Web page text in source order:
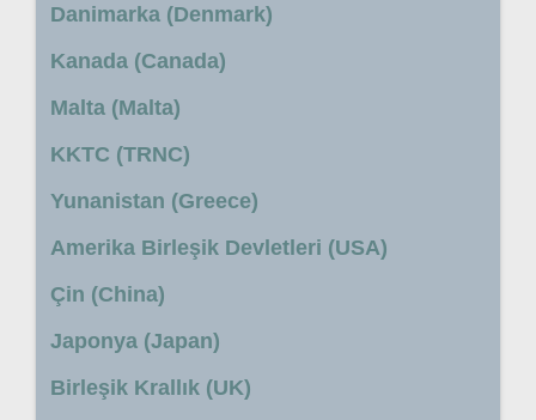
Danimarka (Denmark)
Kanada (Canada)
Malta (Malta)
KKTC (TRNC)
Yunanistan (Greece)
Amerika Birleşik Devletleri (USA)
Çin (China)
Japonya (Japan)
Birleşik Krallık (UK)